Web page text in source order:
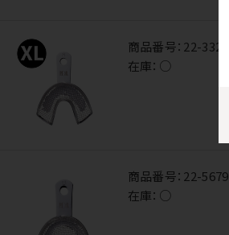
商品番号： 22-3321
在庫： ○
商品番号： 22-5679
在庫： ○